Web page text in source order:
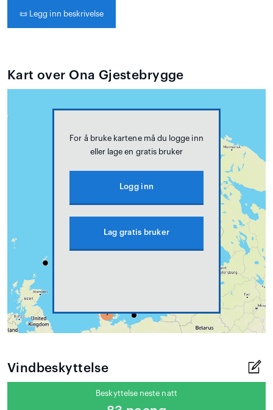
📜 Legg inn beskrivelse
Kart over Ona Gjestebrygge
For å bruke kartene må du logge inn
eller lage en gratis bruker
Logg inn
Lag gratis bruker
Vindbeskyttelse
Beskyttelse neste natt